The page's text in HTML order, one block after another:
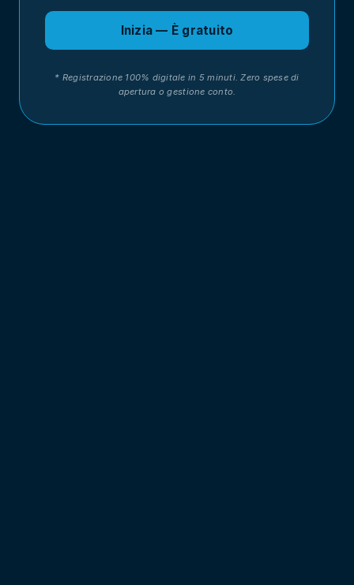
Inizia — È gratuito
* Registrazione 100% digitale in 5 minuti. Zero spese di
apertura o gestione conto.